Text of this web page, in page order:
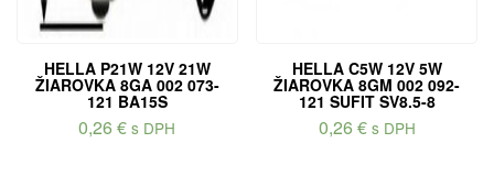
HELLA P21W 12V 21W
ŽIAROVKA 8GA 002 073-
121 BA15S
0,26€ s DPH
HELLA C5W 12V 5W
ŽIAROVKA 8GM 002 092-
121 SUFIT SV8.5-8
0,26€ s DPH